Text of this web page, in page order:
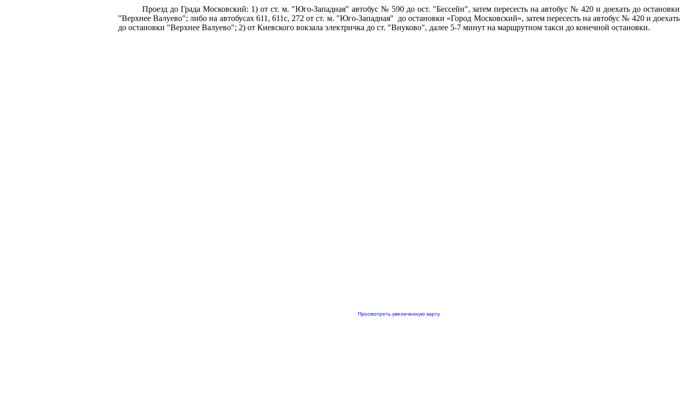
Проезд до Града Московский: 1) от ст. м. "Юго-Западная" автобус № 590 до ост. "Бессейн",затем пересесть на автобус № 420 и доехать до остановки
"Верхнее Валуево"; либо на автобусах 611, 611с, 272 от ст. м. "Юго-Западная" до остановки «Город Московский», затем пересесть на автобус № 420 и доехать
до остановки "Верхнее Валуево"; 2) от Киевского вокзала электричка до ст. "Внуково", далее 5-7 минут на маршрутном такси до конечной остановки.
Просмотреть увеличенную карту